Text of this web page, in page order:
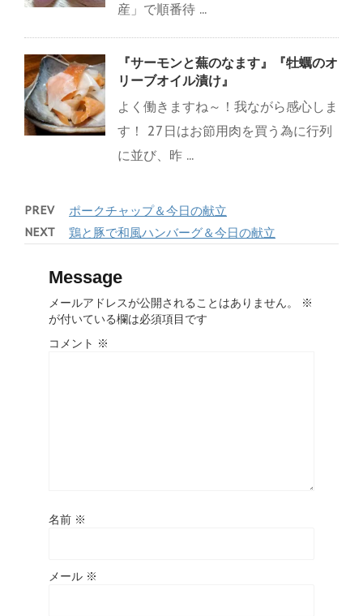
産」で順番待 ...
『サーモンと蕪のなます』『牡蠣のオ
リーブオイル漬け』
よく働きますね～！我ながら感心しま
す！ 27日はお節用肉を買う為に行列
に並び、昨 ...
PREV ポークチャップ＆今日の献立
NEXT 鶏と豚で和風ハンバーグ＆今日の献立
Message
メールアドレスが公開されることはありません。
※
が付いている欄は必須項目です
コメント ※
名前 ※
メール ※